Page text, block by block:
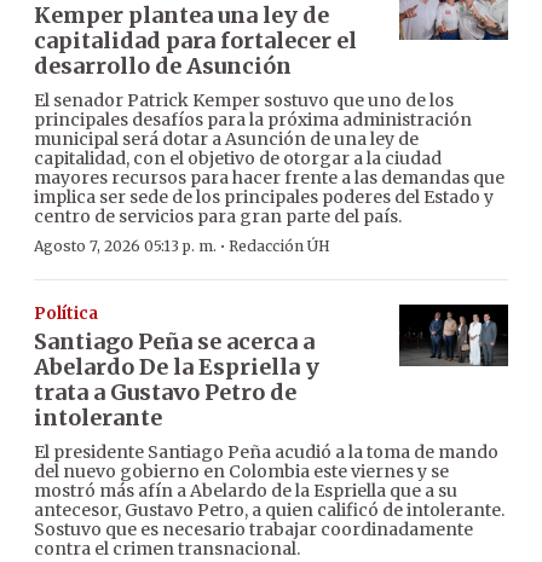
Kemper plantea una ley de
capitalidad para fortalecer el
desarrollo de Asunción
El senador Patrick Kemper sostuvo que uno de los
principales desafíos para la próxima administración
municipal será dotar a Asunción de una ley de
capitalidad, con el objetivo de otorgar a la ciudad
mayores recursos para hacer frente a las demandas que
implica ser sede de los principales poderes del Estado y
centro de servicios para gran parte del país.
Agosto 7, 2026 05:13 p. m. · Redacción ÚH
Política
Santiago Peña se acerca a
Abelardo De la Espriella y
trata a Gustavo Petro de
intolerante
El presidente Santiago Peña acudió a la toma de mando
del nuevo gobierno en Colombia este viernes y se
mostró más afín a Abelardo de la Espriella que a su
antecesor, Gustavo Petro, a quien calificó de intolerante.
Sostuvo que es necesario trabajar coordinadamente
contra el crimen transnacional.